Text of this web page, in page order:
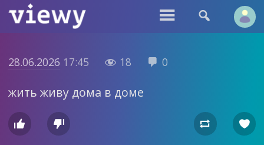
 
28.06.2026 17:45  18  0
жить живу дома в доме
   